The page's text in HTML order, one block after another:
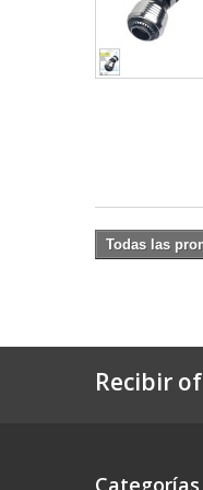
Todas las
Recibir
Categorías